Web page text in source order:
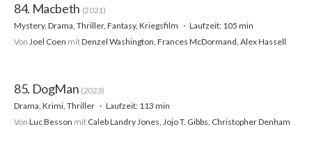
84. Macbeth (2021)
Mystery, Drama, Thriller, Fantasy, Kriegsfilm
Laufzeit: 105 min
Von Joel Coen mitDenzel Washington, Frances McDormand, Alex Hassell
85. DogMan (2023)
Drama, Krimi, Thriller
Laufzeit: 113 min
Von Luc Besson mit Caleb Landry Jones, Jojo T. Gibbs, Christopher Denham